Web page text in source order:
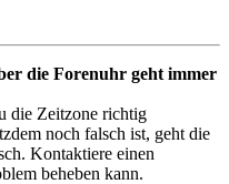
die Forenuhr geht immer
die Zeitzone richtig
noch falsch ist, geht die
Kontaktiere einen
beheben kann.